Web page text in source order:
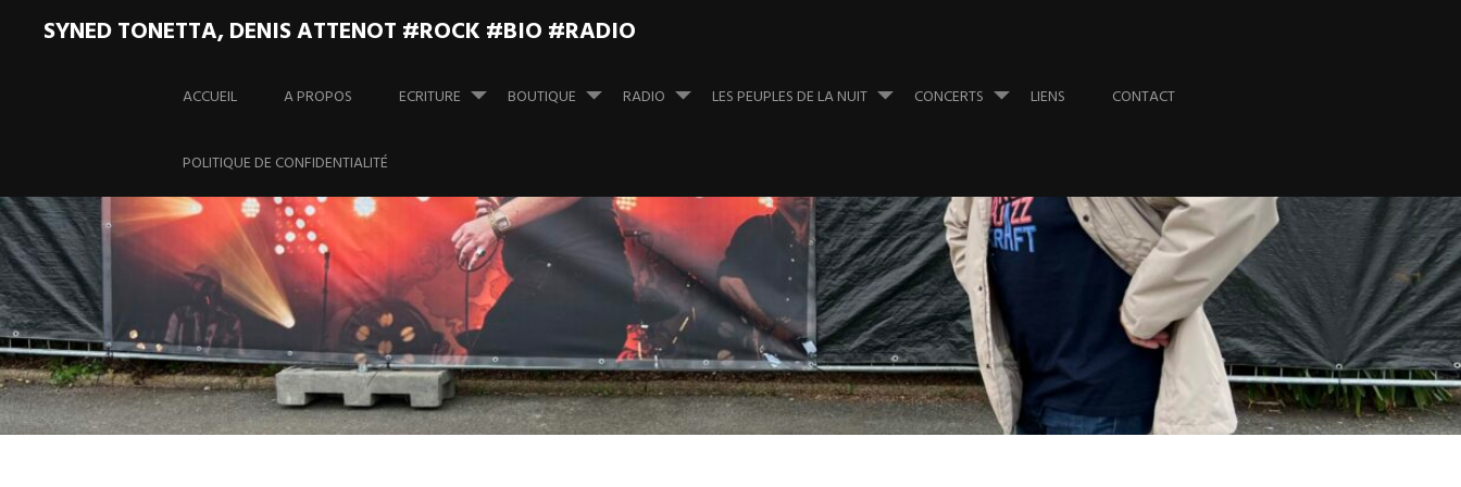
SYNED TONETTA, DENIS ATTENOT #ROCK #BIO #RADIO
au
ACCUEIL A PROPOS ECRITURE BOUTIQUE RADIO LES PEUPLES DE LA NUIT CONCERTS LIENS CONTACT
POLITIQUE DE CONFIDENTIALITÉ